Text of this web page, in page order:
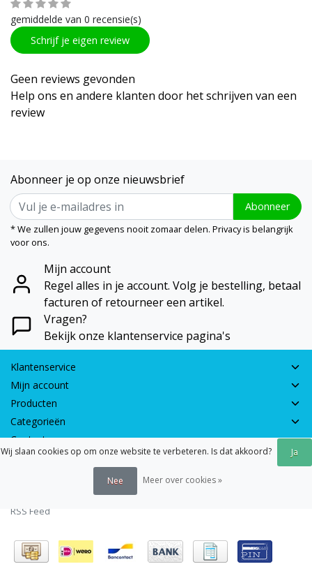
gemiddelde van 0 recensie(s)
Schrijf je eigen review
Geen reviews gevonden
Help ons en andere klanten door het schrijven van een
review
Abonneer je op onze nieuwsbrief
Abonneer
* We zullen jouw gegevens nooit zomaar delen. Privacy is belangrijk
voor ons.
Mijn account
Regel alles in je account. Volg je bestelling, betaal
facturen of retourneer een artikel.
Vragen?
Bekijk onze klantenservice pagina's
Klantenservice
Mijn account
Producten
Categorieën
Contactgegevens
© 2026 - Earth Games | Realisatie:webshop-service.nl
Algemene voorwaarden|Disclaimer
RSS Feed
Wij slaan cookies op om onze website te verbeteren. Is dat akkoord? Ja
Nee Meer over cookies »